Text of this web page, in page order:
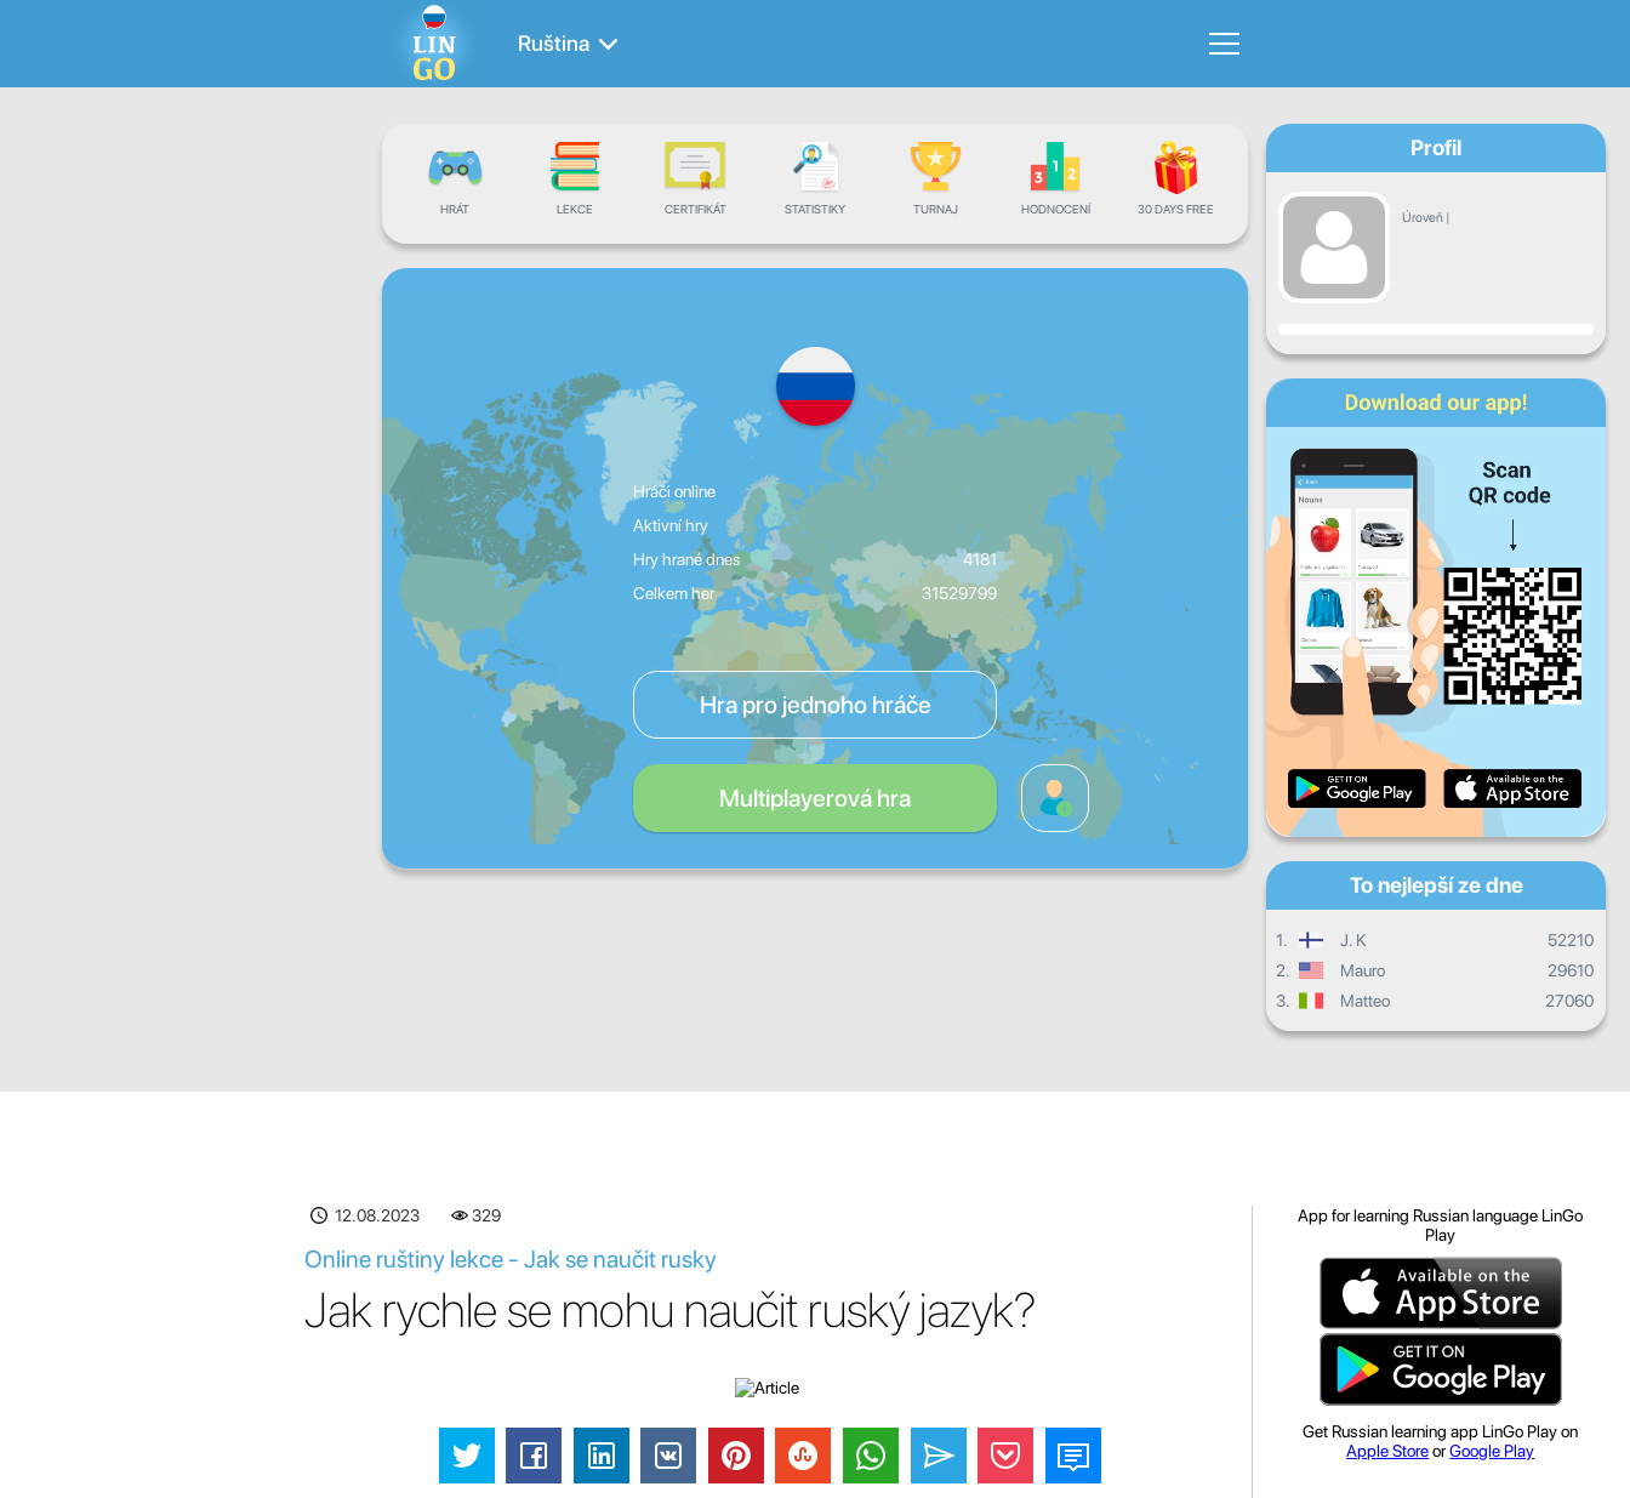
Ruština
HRÁT LEKCE CERTIFIKÁT STATISTIKY TURNAJ HODNOCENÍ 30 DAYS FREE
Hráči online
Aktivní hry
Hry hrané dnes
4181
Celkem her
31529799
Hra pro jednoho hráče
Multiplayerová hra
Profil
Úroveň |
Pokrok
Po St Čt
So Ne
Denní pokrok
Měsíční pokrok
Celkový postup
To nejlepší ze dne
1. J. K
52210
2.
Mauro
29610
3.
Matteo 27060
12.08.2023 330
Online ruštiny lekce - Jak se naučit rusky
Jak rychle se mohu naučit ruský jazyk?
App for learning Russian language LinGo
Play
Get Russian learning app LinGo Play on
Apple StoreorGoogle Play